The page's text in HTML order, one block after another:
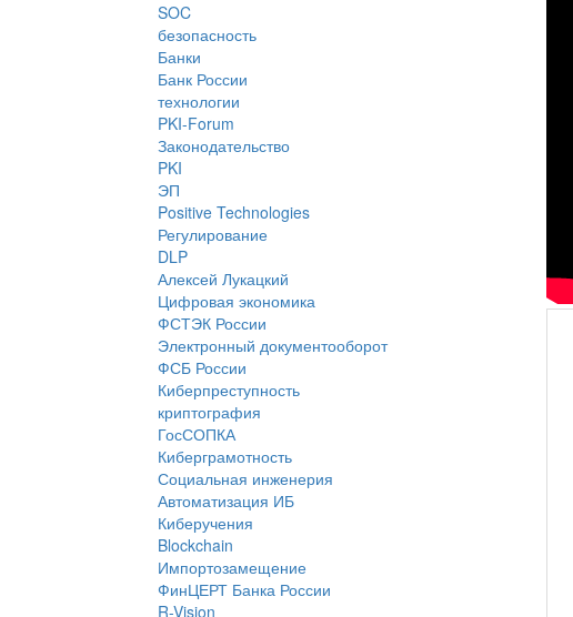
SOC
безопасность
Банки
Банк России
технологии
PKI-Forum
Законодательство
PKI
ЭП
Positive Technologies
Регулирование
DLP
Алексей Лукацкий
Цифровая экономика
ФСТЭК России
Электронный документооборот
ФСБ России
Киберпреступность
криптография
ГосСОПКА
Киберграмотность
Социальная инженерия
Автоматизация ИБ
Киберучения
Blockchain
Импортозамещение
ФинЦЕРТ Банка России
R-Vision